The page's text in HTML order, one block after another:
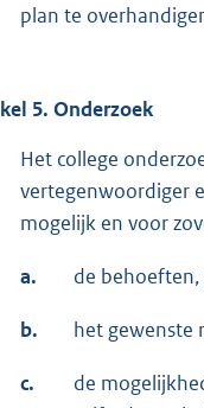
plan te
5. Onderzoek
Het college
vertegenwoordiger
mogelijk en voor
a. de
b. het gewenste
c.
de